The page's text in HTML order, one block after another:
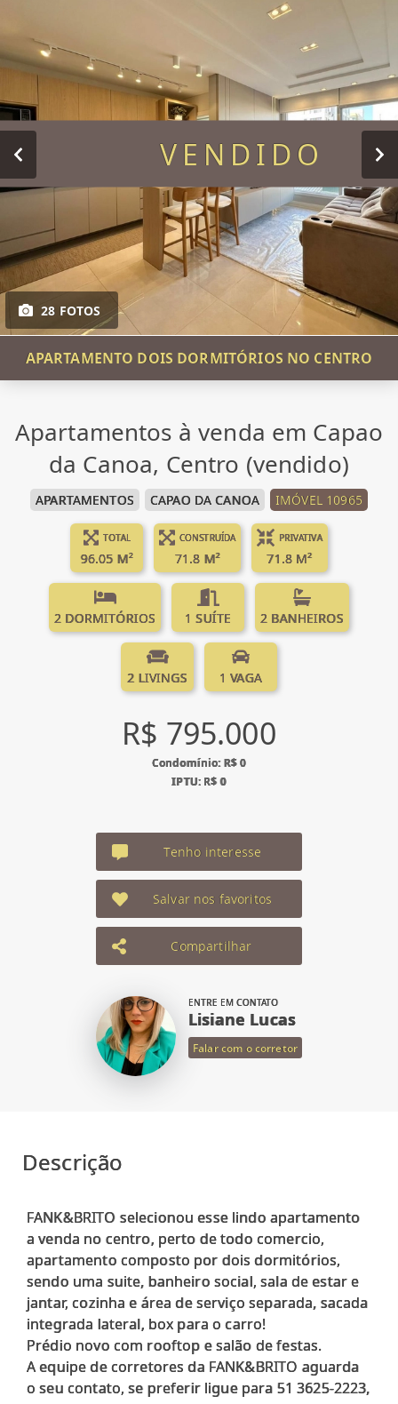
28 FOTOS
VENDIDO
APARTAMENTO DOIS DORMITÓRIOS NO CENTRO
Apartamentos à venda em Capao
da Canoa, Centro (vendido)
APARTAMENTOS CAPAO DA CANOA IMÓVEL 10965
TOTAL
96.05 M²
CONSTRUÍDA
71.8 M²
PRIVATIVA
71.8 M²
2 DORMITÓRIOS 1 SUÍTE 2 BANHEIROS
2 LIVINGS 1 VAGA
R$ 795.000
Condomínio: R$ 0
IPTU: R$ 0
Tenho interesse
Salvar nos favoritos
Compartilhar
ENTRE EM CONTATO
Lisiane Lucas
Falar com o corretor
Descrição
FANK&BRITO selecionou esse lindo apartamento
a venda no centro, perto de todo comercio,
apartamento composto por dois dormitórios,
sendo uma suite, banheiro social, sala de estar e
jantar, cozinha e área de serviço separada, sacada
integrada lateral, box para o carro!
Prédio novo com rooftop e salão de festas.
A equipe de corretores da FANK&BRITO aguarda
o seu contato, se preferir ligue para 51 3625-2223,